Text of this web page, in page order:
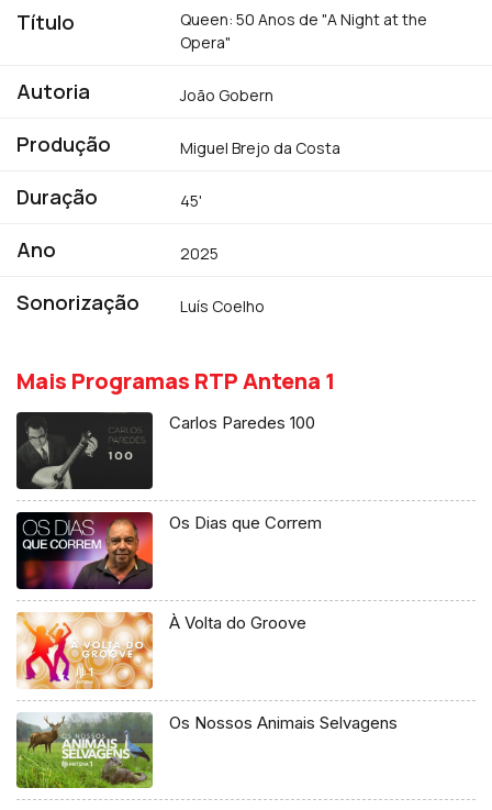
Título
Queen: 50 Anos de "A Night at the
Opera"
Autoria João Gobern
Produção Miguel Brejo da Costa
Duração 45'
Ano 2025
Sonorização Luís Coelho
Mais Programas RTP Antena 1
Carlos Paredes 100
Os Dias que Correm
À Volta do Groove
Os Nossos Animais Selvagens